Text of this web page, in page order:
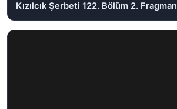
Kızılcık Şerbeti 122. Bölüm 2. Fragman